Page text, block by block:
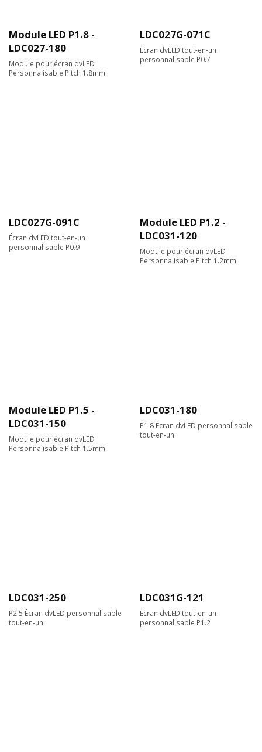
Module LED P1.8 -
LDC027-180
Module pour écran dvLED
Personnalisable Pitch 1.8mm
LDC027G-071C
Écran dvLED tout-en-un
personnalisable P0.7
LDC027G-091C
Écran dvLED tout-en-un
personnalisable P0.9
Module LED P1.2 -
LDC031-120
Module pour écran dvLED
Personnalisable Pitch 1.2mm
Module LED P1.5 -
LDC031-150
Module pour écran dvLED
Personnalisable Pitch 1.5mm
LDC031-180
P1.8 Écran dvLED personnalisable
tout-en-un
LDC031-250
P2.5 Écran dvLED personnalisable
tout-en-un
LDC031G-121
Écran dvLED tout-en-un
personnalisable P1.2